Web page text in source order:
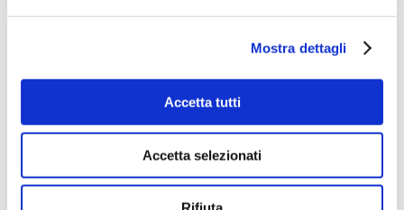
Mostra dettagli
Accetta tutti
Accetta selezionati
GATTINONI | ARMONIA